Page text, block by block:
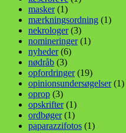
masker(1)
mærkningsordning (1)
nekrologer(3)
nomineringer(1)
nyheder(6)
nødråb (3)
opfordringer(19)
opinionsundersøgelser(1)
oprop (3)
opskrifter(1)
ordbøger(1)
paparazzifotos (1)